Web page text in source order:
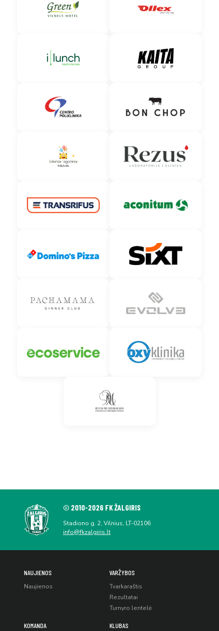
© 2010-2026 FK ŽALGIRIS
Stadiono g. 2, Vilnius, LT-02106
info@fkzalgiris.lt
NAUJIENOS
Naujienos
VARŽYBOS
Tvarkaraštis
Rezultatai
Turnyro lentelė
KOMANDA KLUBAS